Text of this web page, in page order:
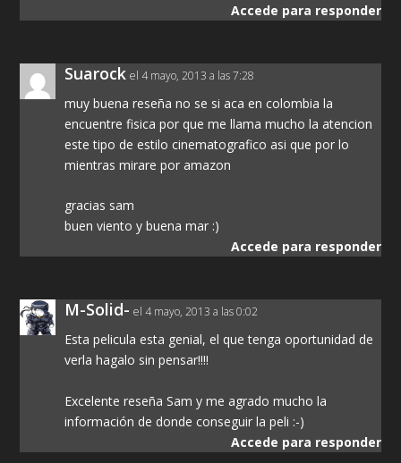
Accede para responder
Suarock el 4 mayo, 2013 a las 7:28
muy buena reseña no se si aca en colombia la
encuentre fisica por que me llama mucho la atencion
este tipo de estilo cinematografico asi que por lo
mientras mirare por amazon
gracias sam
buen viento y buena mar :)
Accede para responder
M-Solid- el 4 mayo, 2013 a las 0:02
Esta pelicula esta genial, el que tenga oportunidad de
verla hagalo sin pensar!!!!
Excelente reseña Sam y me agrado mucho la
información de donde conseguir la peli :-)
Accede para responder